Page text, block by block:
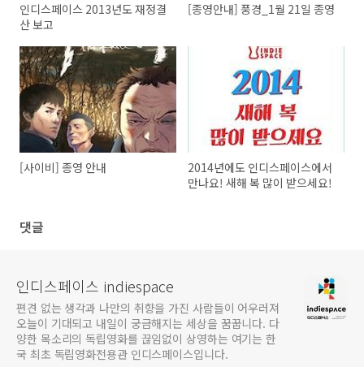
인디스페이스 2013년도 재정결
산 보고
[종영안내] 풍경_1월 21일 종영
[사이비] 종영 안내
2014년에도 인디스페이스에서
만나요! 새해 복 많이 받으세요!
댓글
인디스페이스 indiespace
편견 없는 생각과 나만의 취향을 가진 사람들이 어우러져
오늘이 기대되고 내일이 궁금해지는 세상을 꿈꿉니다. 다
양한 목소리의 독립영화를 끊임없이 상영하는 여기는 한
국 최초 독립영화전용관 인디스페이스입니다.